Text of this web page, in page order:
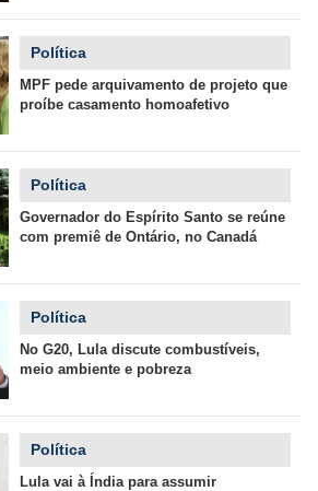
Política
MPF pede arquivamento de projeto que
proíbe casamento homoafetivo
Política
Governador do Espírito Santo se reúne
com premiê de Ontário, no Canadá
Política
No G20, Lula discute combustíveis,
meio ambiente e pobreza
Política
Lula vai à Índia para assumir